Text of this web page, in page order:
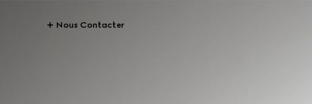
Nous Contacter